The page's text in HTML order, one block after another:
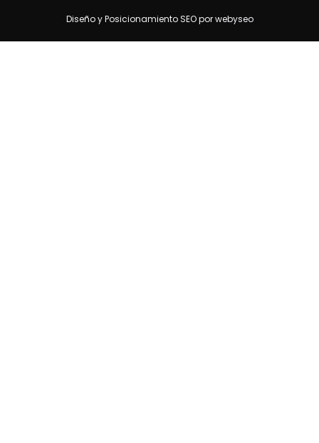
Diseño y Posicionamiento SEO por webyseo